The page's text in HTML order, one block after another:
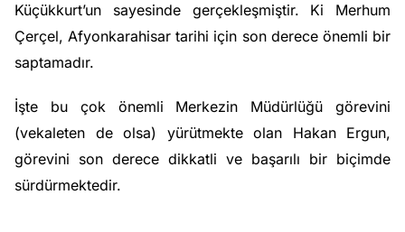
Küçükkurt’un sayesinde gerçekleşmiştir. Ki Merhum
Çerçel, Afyonkarahisar tarihi için son derece önemli bir
saptamadır.
İşte bu çok önemli Merkezin Müdürlüğü görevini
(vekaleten de olsa) yürütmekte olan Hakan Ergun,
görevini son derece dikkatli ve başarılı bir biçimde
sürdürmektedir.